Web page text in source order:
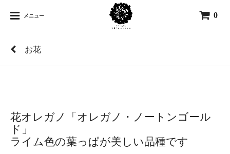
メニュー 0
お花
花オレガノ「オレガノ・ノートンゴール
ド」
ライム色の葉っぱが美しい品種です